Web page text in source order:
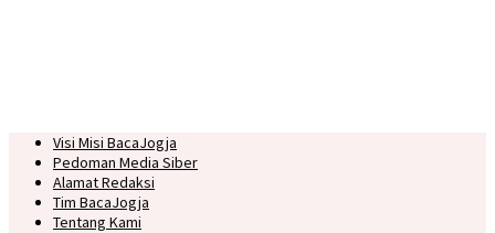
Visi Misi BacaJogja
Pedoman Media Siber
Alamat Redaksi
Tim BacaJogja
Tentang Kami